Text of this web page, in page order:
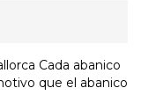
Cada abanico
que el abanico